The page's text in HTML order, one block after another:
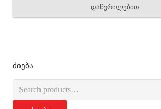
დაწვრილებით
ძიება